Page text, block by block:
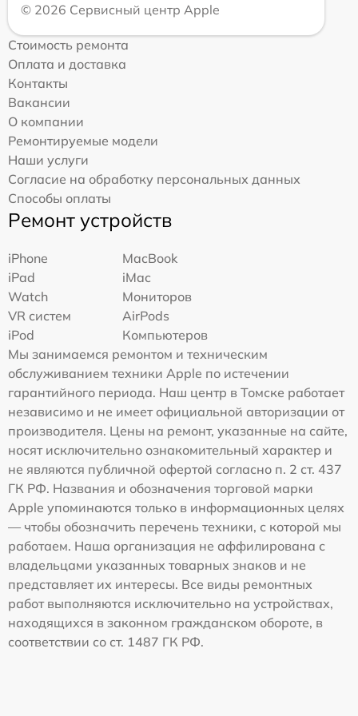
© 2026 Сервисный центр Apple
Стоимость ремонта
Оплата и доставка
Контакты
Вакансии
О компании
Ремонтируемые модели
Наши услуги
Согласие на обработку персональных данных
Способы оплаты
Ремонт устройств
iPhone
MacBook
iPad
iMac
Watch
Мониторов
VR систем
AirPods
iPod
Компьютеров
Мы занимаемся ремонтом и техническим
обслуживанием техники Apple по истечении
гарантийного периода. Наш центр в Томске работает
независимо и не имеет официальной авторизации от
производителя. Цены на ремонт, указанные на сайте,
носят исключительно ознакомительный характер и
не являются публичной офертой согласно п. 2 ст. 437
ГК РФ. Названия и обозначения торговой марки
Apple упоминаются только в информационных целях
— чтобы обозначить перечень техники, с которой мы
работаем. Наша организация не аффилирована с
владельцами указанных товарных знаков и не
представляет их интересы. Все виды ремонтных
работ выполняются исключительно на устройствах,
находящихся в законном гражданском обороте, в
соответствии со ст. 1487 ГК РФ.